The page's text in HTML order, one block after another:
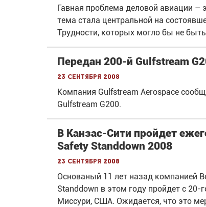
Гавная проблема деловой авиации
тема стала центральной на
Трудности, которых могло бы не
Передан 200-й Gulfstream
23 сентября 2008
Компания Gulfstream Aerospace
Gulfstream G200.
В Канзас-Сити пройдет
Safety Standdown 2008
23 сентября 2008
Основаный 11 лет назад компанией
Standdown в этом году пройдет с
Миссури, США. Ожидается, что это